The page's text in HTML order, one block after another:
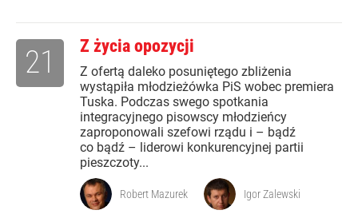
Z życia opozycji
Z ofertą daleko posuniętego zbliżenia
wystąpiła młodzieżówka PiS wobec premiera
Tuska. Podczas swego spotkania
integracyjnego pisowscy młodzieńcy
zaproponowali szefowi rządu i – bądź
co bądź – liderowi konkurencyjnej partii
pieszczoty...
21
Robert Mazurek Igor Zalewski